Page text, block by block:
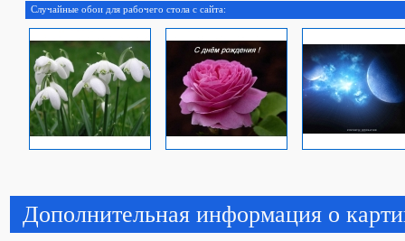
Случайные обои для рабочего стола с сайта:
Дополнительная информация о